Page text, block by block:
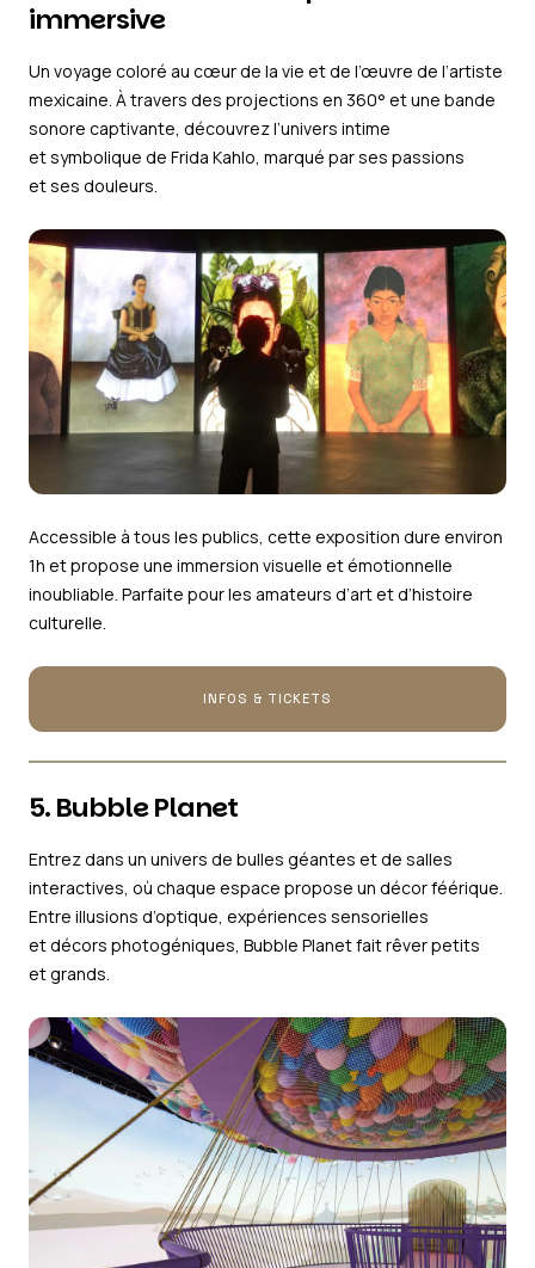
immersive
Un voyage coloré au cœur de la vie et de l’œuvre de l’artiste
mexicaine. À travers des projections en 360° et une bande
sonore captivante, découvrez l’univers intime
et symbolique de Frida Kahlo, marqué par ses passions
et ses douleurs.
Accessible à tous les publics, cette exposition dure environ
1h et propose une immersion visuelle et émotionnelle
inoubliable. Parfaite pour les amateurs d’art et d’histoire
culturelle.
INFOS & TICKETS
5. Bubble Planet
Entrez dans un univers de bulles géantes et de salles
interactives, où chaque espace propose un décor féérique.
Entre illusions d’optique, expériences sensorielles
et décors photogéniques, Bubble Planet fait rêver petits
et grands.